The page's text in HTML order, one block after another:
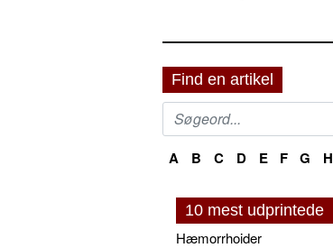
Find en artikel
A B C D E F G H
10 mest udprintede
Hæmorrhoider